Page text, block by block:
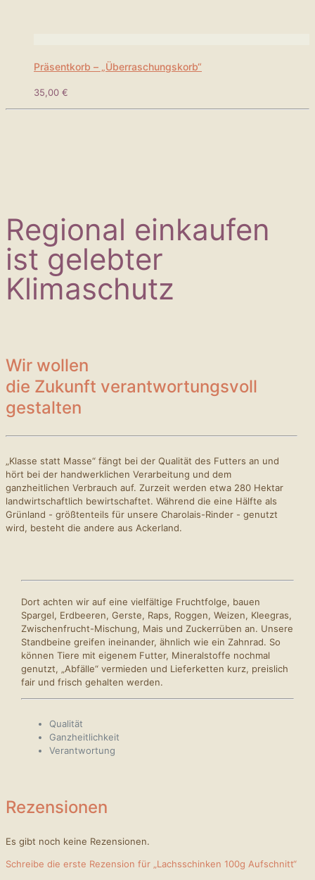
Präsentkorb – „Überraschungskorb“
35,00 €
Regional einkaufen
ist gelebter
Klimaschutz
Wir wollen
die Zukunft verantwortungsvoll
gestalten
„Klasse statt Masse“ fängt bei der Qualität des Futters an und
hört bei der handwerklichen Verarbeitung und dem
ganzheitlichen Verbrauch auf. Zurzeit werden etwa 280 Hektar
landwirtschaftlich bewirtschaftet. Während die eine Hälfte als
Grünland - größtenteils für unsere Charolais-Rinder - genutzt
wird, besteht die andere aus Ackerland.
Dort achten wir auf eine vielfältige Fruchtfolge, bauen
Spargel, Erdbeeren, Gerste, Raps, Roggen, Weizen, Kleegras,
Zwischenfrucht-Mischung, Mais und Zuckerrüben an. Unsere
Standbeine greifen ineinander, ähnlich wie ein Zahnrad. So
können Tiere mit eigenem Futter, Mineralstoffe nochmal
genutzt, „Abfälle“ vermieden und Lieferketten kurz, preislich
fair und frisch gehalten werden.
Qualität
Ganzheitlichkeit
Verantwortung
Rezensionen
Es gibt noch keine Rezensionen.
Schreibe die erste Rezension für „Lachsschinken 100g Aufschnitt“